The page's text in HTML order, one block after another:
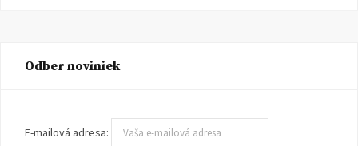
Odber noviniek
E-mailová adresa: